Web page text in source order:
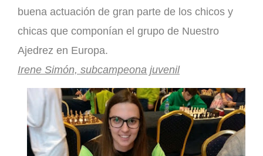
buena actuación de gran parte de los chicos y
chicas que componían el grupo de Nuestro
Ajedrez en Europa.
Irene Simón, subcampeona juvenil